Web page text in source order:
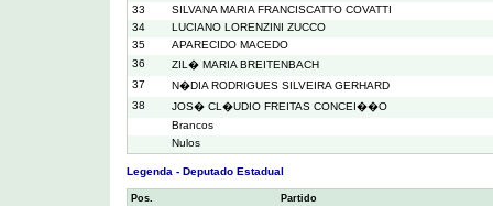
33
SILVANA MARIA FRANCISCATTO COVATTI
34
LUCIANO LORENZINI ZUCCO
35
APARECIDO MACEDO
36
ZIL� MARIA BREITENBACH
37
N�DIA RODRIGUES SILVEIRA GERHARD
38
JOS� CL�UDIO FREITAS CONCEI��O
Brancos
Nulos
Legenda - Deputado Estadual
Pos. Partido